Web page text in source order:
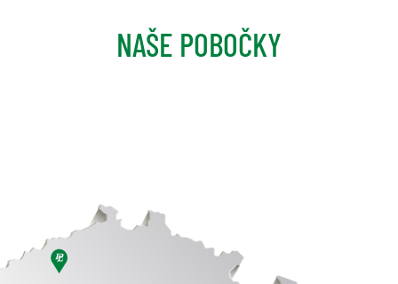
NAŠE POBOČKY